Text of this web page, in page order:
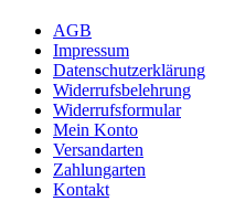
AGB
Impressum
Datenschutzerklärung
Widerrufsbelehrung
Widerrufsformular
Mein Konto
Versandarten
Zahlungarten
Kontakt